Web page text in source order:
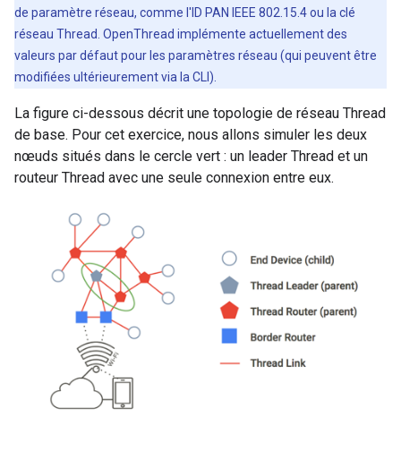
de paramètre réseau, comme l'ID PAN IEEE 802.15.4 ou la clé
réseau Thread. OpenThread implémente actuellement des
valeurs par défaut pour les paramètres réseau (qui peuvent être
modifiées ultérieurement via la CLI).
La figure ci-dessous décrit une topologie de réseau Thread
de base. Pour cet exercice, nous allons simuler les deux
nœuds situés dans le cercle vert : un leader Thread et un
routeur Thread avec une seule connexion entre eux.